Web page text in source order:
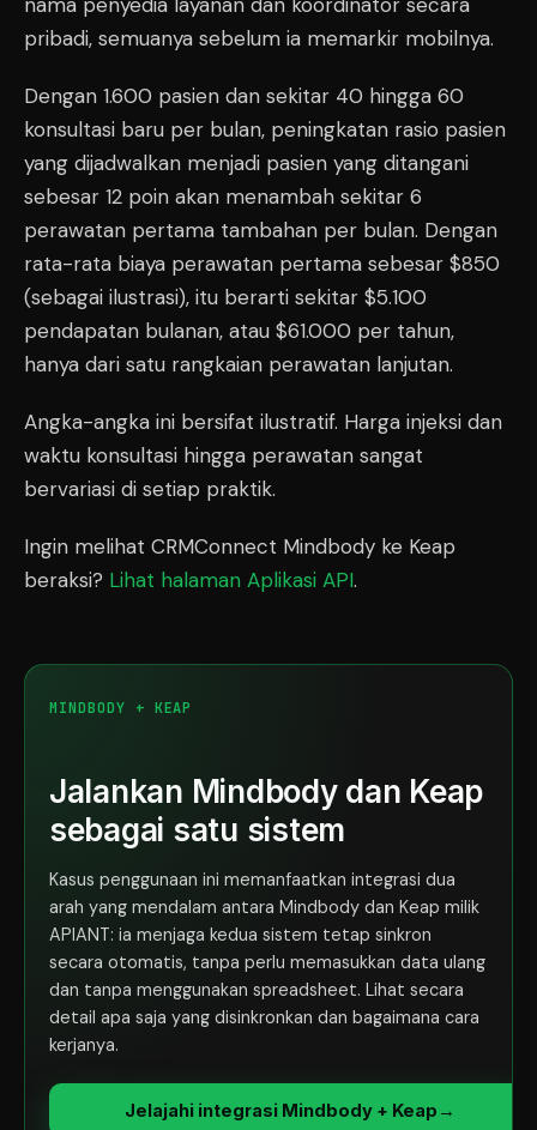
pribadi, semuanya sebelum ia memarkir mobilnya.
Dengan 1.600 pasien dan sekitar 40 hingga 60
konsultasi baru per bulan, peningkatan rasio pasien
yang dijadwalkan menjadi pasien yang ditangani
sebesar 12 poin akan menambah sekitar 6
perawatan pertama tambahan per bulan. Dengan
rata-rata biaya perawatan pertama sebesar $850
(sebagai ilustrasi), itu berarti sekitar $5.100
pendapatan bulanan, atau $61.000 per tahun,
hanya dari satu rangkaian perawatan lanjutan.
Angka-angka ini bersifat ilustratif. Harga injeksi dan
waktu konsultasi hingga perawatan sangat
bervariasi di setiap praktik.
Ingin melihat CRMConnect Mindbody ke Keap
beraksi? Lihat halaman Aplikasi API.
MINDBODY + KEAP
Jalankan Mindbody dan Keap
sebagai satu sistem
Kasus penggunaan ini memanfaatkan integrasi dua
arah yang mendalam antara Mindbody dan Keap milik
APIANT: ia menjaga kedua sistem tetap sinkron
secara otomatis, tanpa perlu memasukkan data ulang
dan tanpa menggunakan spreadsheet. Lihat secara
detail apa saja yang disinkronkan dan bagaimana cara
kerjanya.
Jelajahi integrasi Mindbody + Keap →